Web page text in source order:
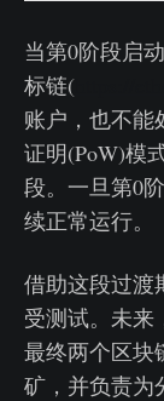
当第0阶段启
标链(
账户，也不能
证明(PoW)模
段。一旦第0
续正常运行。
借助这段过渡
受测试。未来
最终两个区块
矿，并负责为